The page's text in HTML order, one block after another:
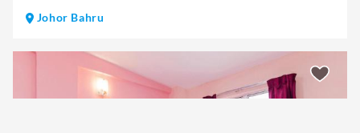
Johor Bahru